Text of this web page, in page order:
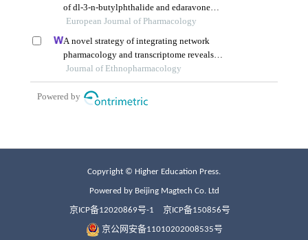
Copyright © Higher Education Press.
Powered by Beijing Magtech Co. Ltd
京ICP备12020869号-1 京ICP备150856号
京公网安备11010202008535号